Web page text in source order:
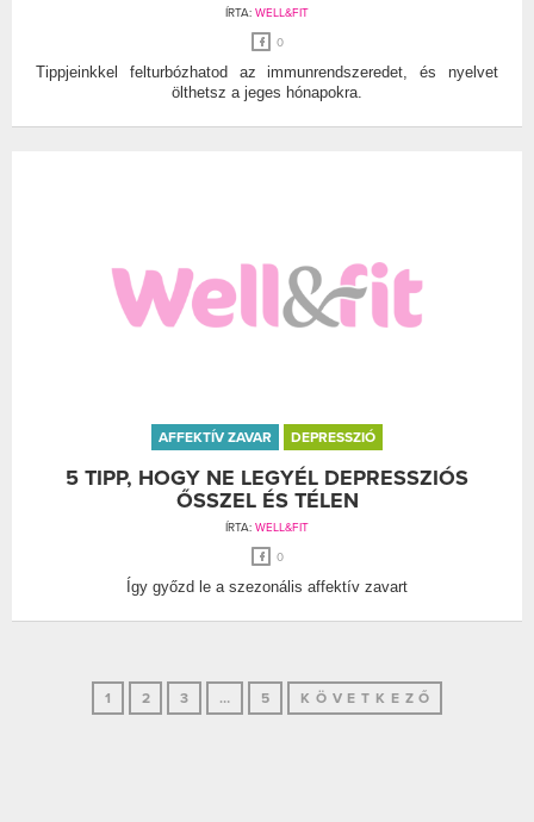
ÍRTA: WELL&FIT
0
Tippjeinkkel felturbózhatod az immunrendszeredet, és nyelvet
ölthetsz a jeges hónapokra.
AFFEKTÍV ZAVAR DEPRESSZIÓ
5 TIPP, HOGY NE LEGYÉL DEPRESSZIÓS
ŐSSZEL ÉS TÉLEN
ÍRTA: WELL&FIT
0
Így győzd le a szezonális affektív zavart
1 2 3 … 5 KÖVETKEZŐ